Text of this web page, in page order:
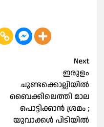
Next
ഇരുളം
ചുണ്ടക്കൊല്ലിയില്‍
ബൈക്കിലെത്തി മാല
പൊട്ടിക്കാന്‍ ശ്രമം ;
യുവാക്കൾ പിടിയിൽ